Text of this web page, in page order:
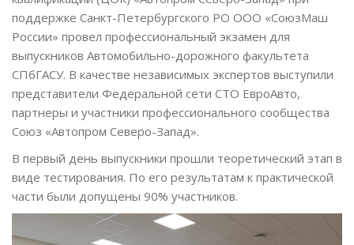
поддержке Санкт-Петербургского РО ООО «СоюзМаш
России» провел профессиональный экзамен для
выпускников Автомобильно-дорожного факультета
СПбГАСУ. В качестве независимых экспертов выступили
представители Федеральной сети СТО ЕвроАвто,
партнеры и участники профессионального сообщества
Союз «Автопром Северо-Запад».
В первый день выпускники прошли теоретический этап в
виде тестирования. По его результатам к практической
части были допущены 90% участников.